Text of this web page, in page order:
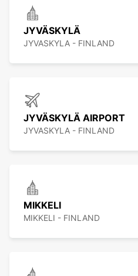
JYVÄSKYLÄ
JYVASKYLA - FINLAND
JYVÄSKYLÄ AIRPORT
JYVASKYLA - FINLAND
MIKKELI
MIKKELI - FINLAND